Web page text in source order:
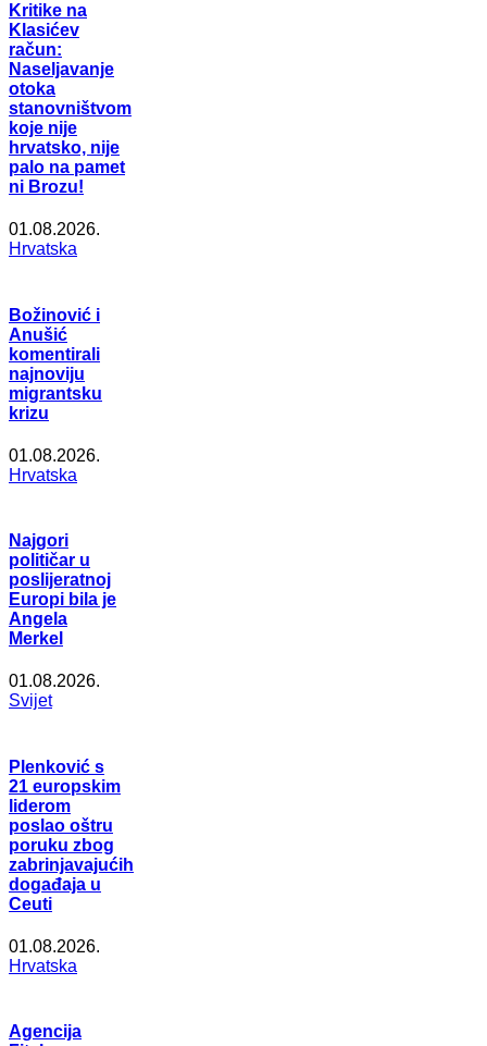
Kritike na
Klasićev
račun:
Naseljavanje
otoka
stanovništvom
koje nije
hrvatsko, nije
palo na pamet
ni Brozu!
01.08.2026.
Hrvatska
Božinović i
Anušić
komentirali
najnoviju
migrantsku
krizu
01.08.2026.
Hrvatska
Najgori
političar u
poslijeratnoj
Europi bila je
Angela
Merkel
01.08.2026.
Svijet
Plenković s
21 europskim
liderom
poslao oštru
poruku zbog
zabrinjavajućih
događaja u
Ceuti
01.08.2026.
Hrvatska
Agencija